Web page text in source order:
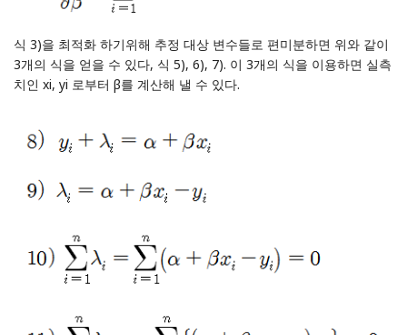
식 3)을 최적화 하기위해 추정 대상 변수들로 편미분하면 위와 같이
3개의 식을 얻을 수 있다, 식 5), 6), 7). 이 3개의 식을 이용하면 실측
치인 xi, yi 로부터 β를 계산해 낼 수 있다.